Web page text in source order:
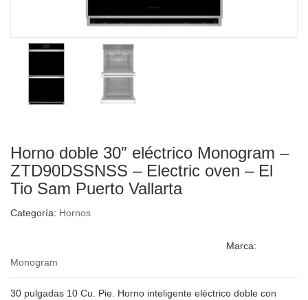
Horno doble 30″ eléctrico Monogram –
ZTD90DSSNSS – Electric oven – El
Tio Sam Puerto Vallarta
Categoría: Hornos
Marca:
Monogram
30 pulgadas 10 Cu. Pie. Horno inteligente eléctrico doble con